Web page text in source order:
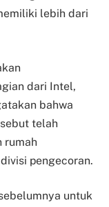
lebih dari
dari Intel,
bahwa
telah
rumah
pengecoran.
untuk